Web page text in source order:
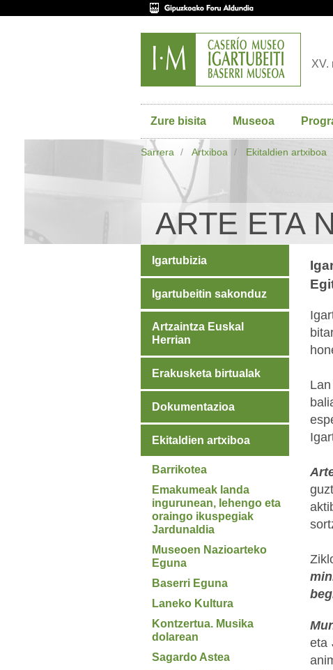
XV.
Zure bisita Museoa
Sarrera Artxiboa Ekitaldien artxiboa
ARTE ETA
eta
Igartubizia
Igartubeitin sakonduz
Artzaintza Euskal
Herrian
Erakusketa birtualak
Dokumentazioa
Ekitaldien artxiboa
Barrikotea
Emakumeak landa
ingurunean, lehengo eta
oraingo ikuspegiak
Jardunaldia
Museoen Nazioarteko
Eguna
Baserri Eguna
Laneko Kultura
Kontzertua. Musika
dolarean
Sagardo Astea